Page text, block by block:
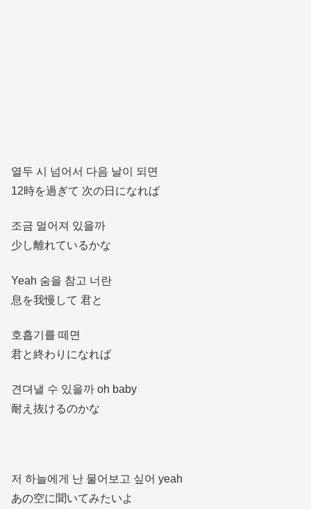
열두 시 넘어서 다음 날이 되면
12時を過ぎて 次の日になれば
조금 멀어져 있을까
少し離れているかな
Yeah 숨을 참고 너란
息を我慢して 君と
호흡기를 떼면
君と終わりになれば
견뎌낼 수 있을까 oh baby
耐え抜けるのかな
저 하늘에게 난 물어보고 싶어 yeah
あの空に聞いてみたいよ